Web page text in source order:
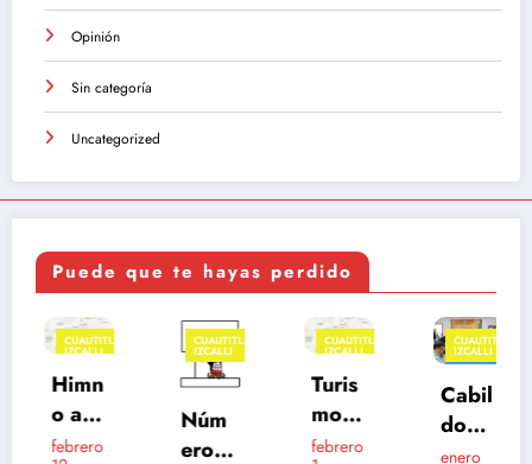
Opinión
Sin categoría
Uncategorized
Puede que te hayas perdido
CUAUTITLÁN
IZCALLI
Himn
o a
Cuau
febrero
CUAUTITLÁN
IZCALLI
Núm
eros
CUAUTITLÁN
IZCALLI
Turis
mo
febrero
CUAUTITLÁN
IZCALLI
Cabil
do
Izcall
enero